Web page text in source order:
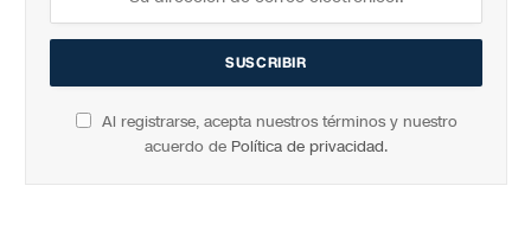
Al registrarse, acepta nuestros términos y nuestro
acuerdo de Política de privacidad.